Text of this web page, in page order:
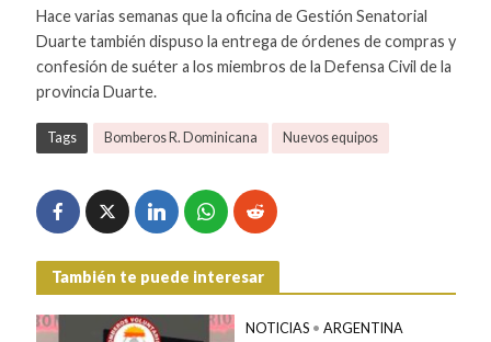
Hace varias semanas que la oficina de Gestión Senatorial
Duarte también dispuso la entrega de órdenes de compras y
confesión de suéter a los miembros de la Defensa Civil de la
provincia Duarte.
Tags Bomberos R. Dominicana Nuevos equipos
También te puede interesar
NOTICIAS • ARGENTINA